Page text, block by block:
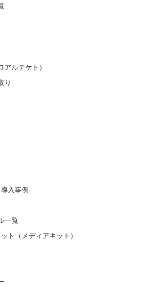
アルテケト）
り
入事例
一覧
ト（メディアキット）